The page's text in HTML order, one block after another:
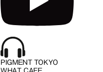
PIGMENT TOKYO
WHAT CAFE